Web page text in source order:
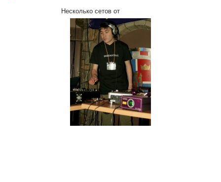
Несколько сетов от